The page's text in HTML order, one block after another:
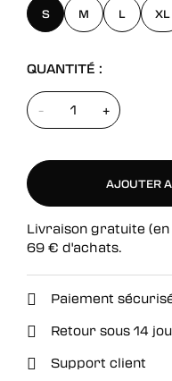
S M L XL
QUANTITÉ :
- +
AJOUTER
AJOUTER
Livraison gratuite
69 € d'achats.
Paiement
Retour sous 14
Support client